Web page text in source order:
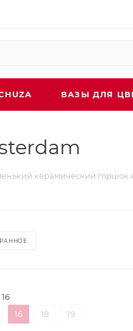
ВАЗЫ ДЛЯ
керамический горшок
16
16 18 19